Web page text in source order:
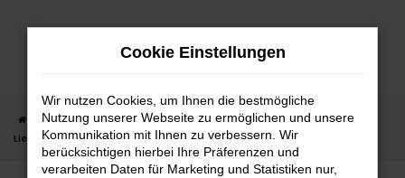
Zum
Startseite Nagold Kia
Kia Stonic in Nagold günstig kaufen |
Lieferservice nach Nagold
Cookie Einstellungen
Wir nutzen Cookies, um Ihnen die bestmögliche
Nutzung unserer Webseite zu ermöglichen und unsere
Kommunikation mit Ihnen zu verbessern. Wir
berücksichtigen hierbei Ihre Präferenzen und
verarbeiten Daten für Marketing und Statistiken nur,